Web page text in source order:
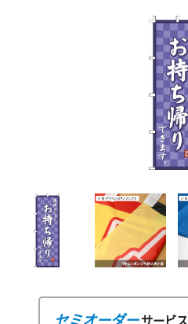
セミオーダーサービス